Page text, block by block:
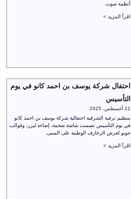
أنظمة صوت.
اقرأ المزيد >
احتفال شركة يوسف بن احمد كانو في يوم
التأسيس
11 أغسطس، 2025
بتنظيم ترفية الشرقية احتفالية شركة يوسف بن احمد كانو
في يوم التأسيس تضمنت شاشة ضخمة، إضاءة ليزر، وقوالب
جوبو لعرض الزخارف الوطنية على المبنى.
اقرأ المزيد >